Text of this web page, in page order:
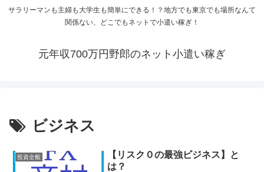
サラリーマンも主婦も大学生も簡単にできる！？地方でも東京でも場所なんて
関係ない、どこでもネットで小遣い稼ぎ！
元年収700万円野郎のネット小遣い稼ぎ
ビジネス
投資全般
【リスク０の最強ビジネス】と
は？